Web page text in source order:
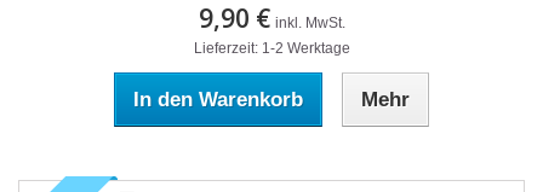
9,90 € inkl. MwSt.
Lieferzeit: 1-2 Werktage
In den Warenkorb Mehr